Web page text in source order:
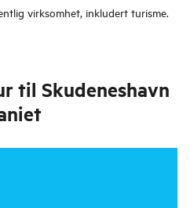
virksomhet, inkludert turisme.
til Skudeneshavn